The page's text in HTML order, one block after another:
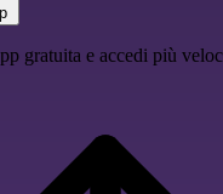
gratuita e accedi più